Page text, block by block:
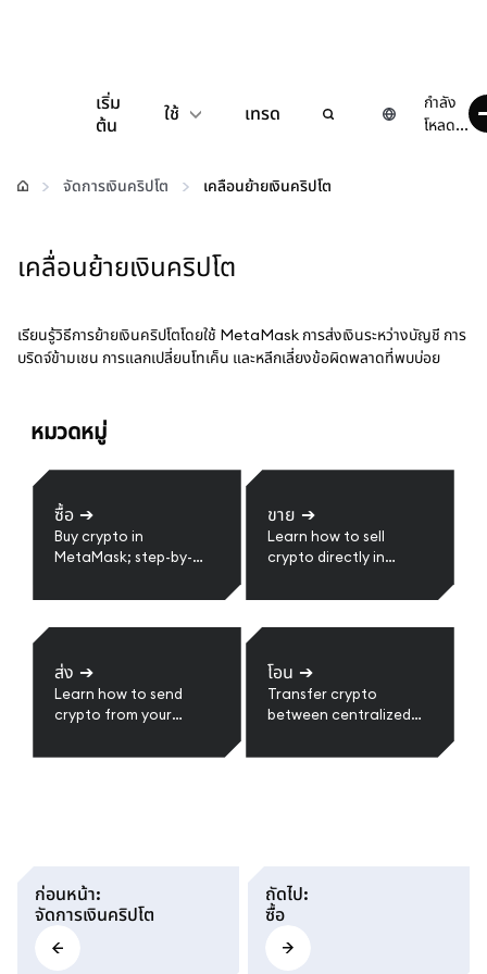
เริ่ม
ต้น
ใช้
กำหนดค่า
รักษาความปลอดภัย
เทรด
กำลัง
โหลด...
จัดการเงินคริปโต เคลื่อนย้ายเงินคริปโต
เคลื่อนย้ายเงินคริปโต
เรียนรู้วิธีการย้ายเงินคริปโตโดยใช้ MetaMask การส่งเงินระหว่างบัญชี การ
บริดจ์ข้ามเชน การแลกเปลี่ยนโทเค็น และหลีกเลี่ยงข้อผิดพลาดที่พบบ่อย
หมวดหมู่
ซื้อ ➔
Buy crypto in
MetaMask; step-by-
ขาย ➔
Learn how to sell
crypto directly in
step guide to convert
and view supported
regions and providers.
ส่ง ➔
Learn how to send
crypto from your
by-step.
โอน ➔
Transfer crypto
between centralized
MetaMask.
ก่อนหน้า:
จัดการเงินคริปโต
ถัดไป:
ซื้อ